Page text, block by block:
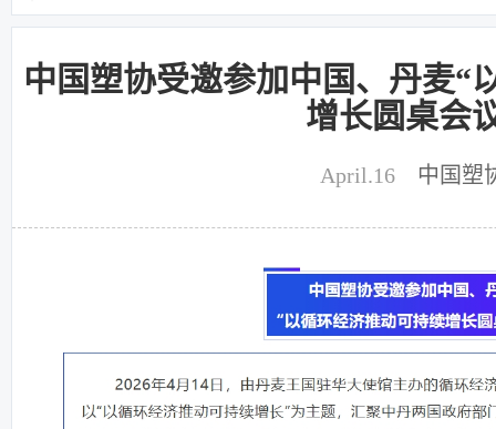
中国塑协受邀参加中国、丹麦“
增长圆桌会
April.16 中国塑